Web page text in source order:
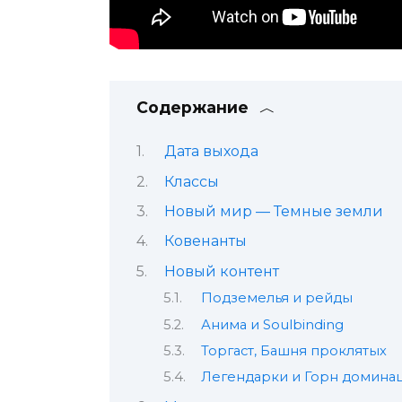
Содержание
Дата выхода
Классы
Новый мир — Темные земли
Ковенанты
Новый контент
Подземелья и рейды
Анима и Soulbinding
Торгаст, Башня проклятых
Легендарки и Горн